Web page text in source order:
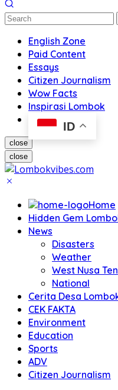
English Zone
Paid Content
Essays
Citizen Journalism
Wow Facts
Inspirasi Lombok
ID
close
close
Home
Hidden Gem
News
Disasters
Weather
West Nusa
National
Cerita Desa
CEK FAKTA
Environment
Education
Sports
ADV
Citizen Journalism